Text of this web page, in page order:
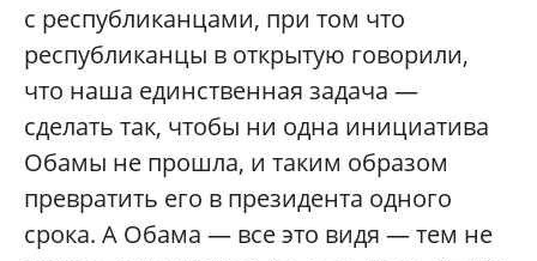
с республиканцами, при том что
республиканцы в открытую говорили,
что наша единственная задача —
сделать так, чтобы ни одна инициатива
Обамы не прошла, и таким образом
превратить его в президента одного
срока. А Обама — все это видя — тем не